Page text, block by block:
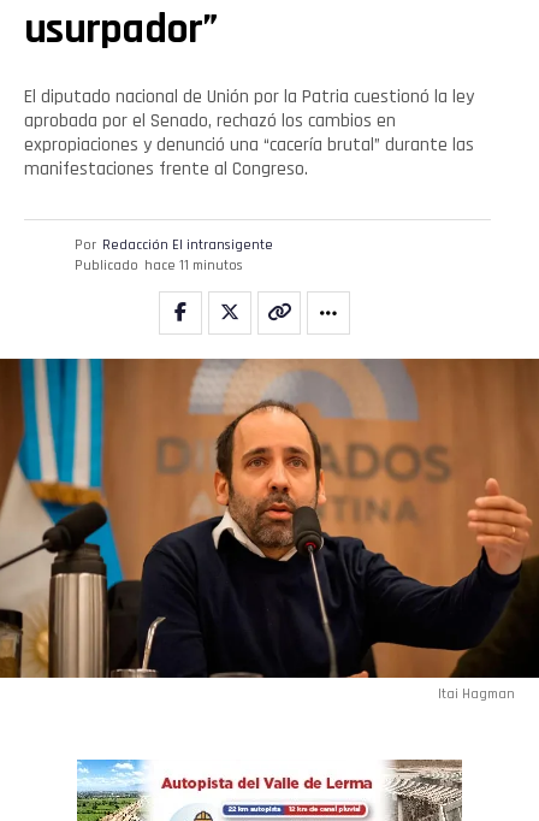
usurpador”
El diputado nacional de Unión por la Patria cuestionó la ley
aprobada por el Senado, rechazó los cambios en
expropiaciones y denunció una “cacería brutal” durante las
manifestaciones frente al Congreso.
Por Redacción El intransigente
Publicado hace 11 minutos
Itai Hagman